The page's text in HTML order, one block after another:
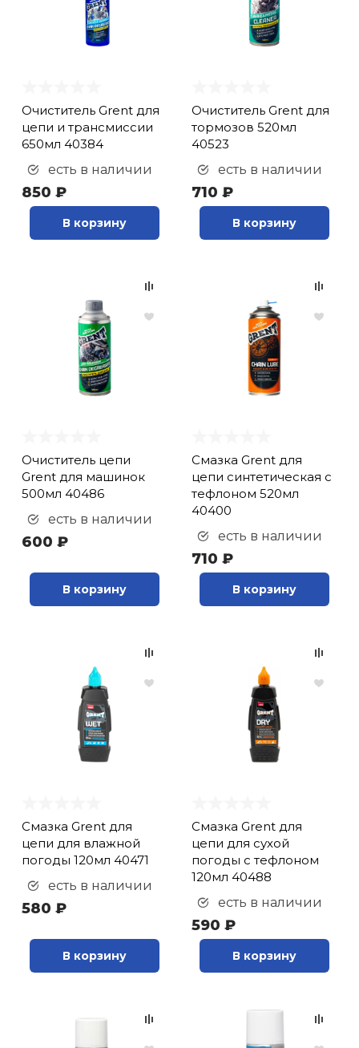
Очиститель Grent для
цепи и трансмиссии
650мл 40384
есть в наличии
850 ₽
В корзину
Очиститель Grent для
тормозов 520мл
40523
есть в наличии
710 ₽
В корзину
Очиститель цепи
Grent для машинок
500мл 40486
есть в наличии
600 ₽
В корзину
Смазка Grent для
цепи синтетическая с
тефлоном 520мл
40400
есть в наличии
710 ₽
В корзину
Смазка Grent для
цепи для влажной
погоды 120мл 40471
есть в наличии
580 ₽
В корзину
Смазка Grent для
цепи для сухой
погоды с тефлоном
120мл 40488
есть в наличии
590 ₽
В корзину